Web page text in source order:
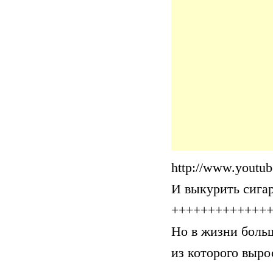
http://
И выкурить
Но в жизни
из которого